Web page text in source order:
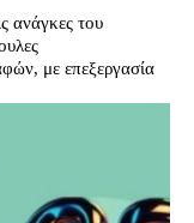
ανάγκες του
με επεξεργασία